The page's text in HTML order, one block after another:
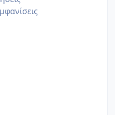
δεν φαίνεται να